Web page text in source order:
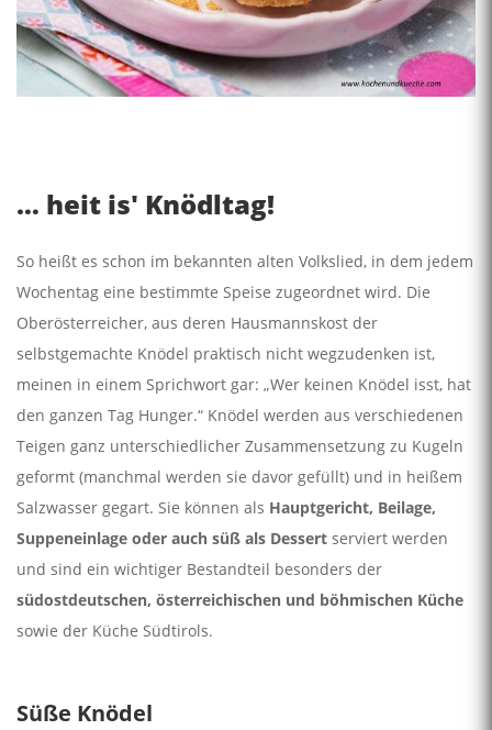
… heit is' Knödltag!
So heißt es schon im bekannten alten Volkslied, in dem jedem
Wochentag eine bestimmte Speise zugeordnet wird. Die
Oberösterreicher, aus deren Hausmannskost der
selbstgemachte Knödel praktisch nicht wegzudenken ist,
meinen in einem Sprichwort gar: „Wer keinen Knödel isst, hat
den ganzen Tag Hunger.“ Knödel werden aus verschiedenen
Teigen ganz unterschiedlicher Zusammensetzung zu Kugeln
geformt (manchmal werden sie davor gefüllt) und in heißem
Salzwasser gegart. Sie können als Hauptgericht, Beilage,
Suppeneinlage oder auch süß als Dessert serviert werden
und sind ein wichtiger Bestandteil besonders der
südostdeutschen, österreichischen und böhmischen Küche
sowie der Küche Südtirols.
Süße Knödel